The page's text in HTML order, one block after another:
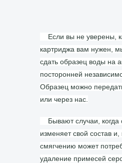
Если вы не уверены,
картриджа вам нужен,
сдать образец воды на
посторонней
Образец можно
или через нас.
Бывают случаи, когда
изменяет свой состав
смягчению может
удаление примесей